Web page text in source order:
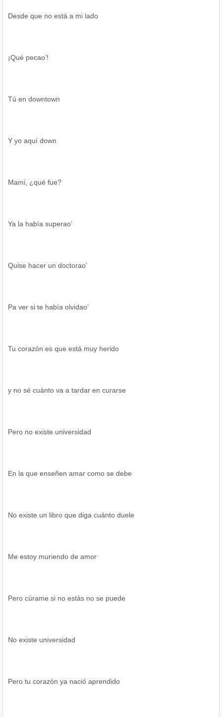
Desde que no está a mi lado
¡Qué pecao’!
Tú en downtown
Y yo aquí down
Mami, ¿qué fue?
Ya la había superao’
Quise hacer un doctorao’
Pa ver si te había olvidao’
Tu corazón es que está muy herido
y no sé cuánto va a tardar en curarse
Pero no existe universidad
En la que enseñen amar como se debe
No existe un libro que diga cuánto duele
Me estoy muriendo de amor
Pero cúrame si no estás no se puede
No existe universidad
Pero tu corazón ya nació aprendido